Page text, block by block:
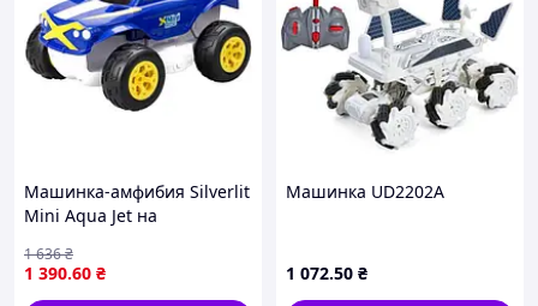
Машинка-амфибия Silverlit
Mini Aqua Jet на
(20252)
1 390.60 ₴
1 636₴
Машинка UD2202A
1 072.50 ₴